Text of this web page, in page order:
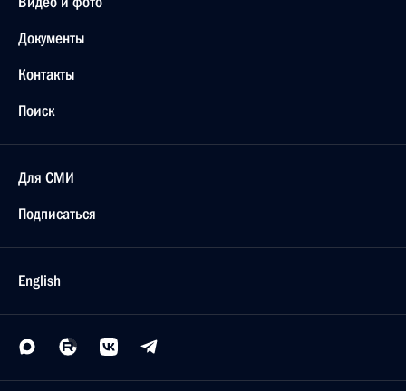
Документы
Контакты
Поиск
Для СМИ
Подписаться
English